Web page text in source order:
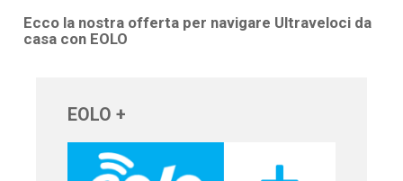
Ecco la nostra offerta per navigare Ultraveloci da
casa con EOLO
EOLO +